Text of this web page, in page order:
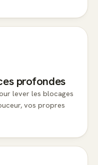
profondes
lever les blocages
vos propres